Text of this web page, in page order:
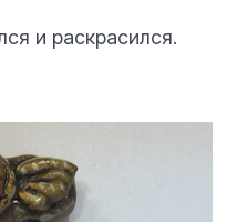
и раскрасился.